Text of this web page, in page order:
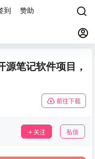
到 赞助
源笔记软件项目，
前往下载
关注 私信